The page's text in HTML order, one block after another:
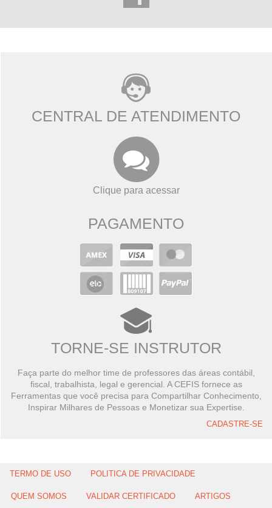
CENTRAL DE ATENDIMENTO
Clique para acessar
PAGAMENTO
TORNE-SE INSTRUTOR
Faça parte do melhor time de professores das áreas contábil,
fiscal, trabalhista, legal e gerencial. A CEFIS fornece as
Ferramentas que você precisa para Compartilhar Conhecimento,
Inspirar Milhares de Pessoas e Monetizar sua Expertise.
CADASTRE-SE
TERMO DE USO POLITICA DE PRIVACIDADE
QUEM SOMOS VALIDAR CERTIFICADO ARTIGOS